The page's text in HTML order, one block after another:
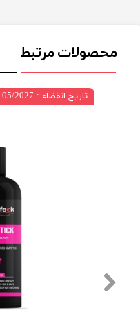
محصولات مرتبط
تاریخ انقضاء : 05/2027